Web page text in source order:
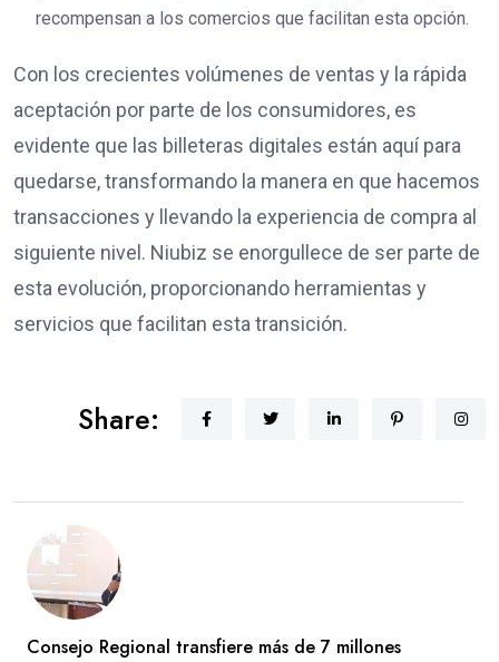
recompensan a los comercios que facilitan esta opción.
Con los crecientes volúmenes de ventas y la rápida
aceptación por parte de los consumidores, es
evidente que las billeteras digitales están aquí para
quedarse, transformando la manera en que hacemos
transacciones y llevando la experiencia de compra al
siguiente nivel. Niubiz se enorgullece de ser parte de
esta evolución, proporcionando herramientas y
servicios que facilitan esta transición.
Share:
Consejo Regional transfiere más de 7 millones